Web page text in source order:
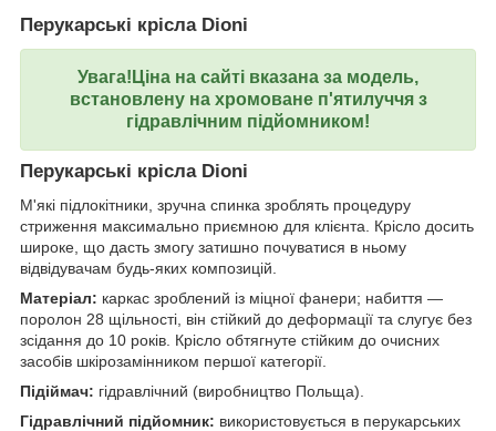
Перукарські крісла Dioni
Увага!Ціна на сайті вказана за модель,
встановлену на хромоване п'ятилуччя з
гідравлічним підйомником!
Перукарські крісла Dioni
М'які підлокітники, зручна спинка зроблять процедуру
стриження максимально приємною для клієнта. Крісло досить
широке, що дасть змогу затишно почуватися в ньому
відвідувачам будь-яких композицій.
Матеріал: каркас зроблений із міцної фанери; набиття —
поролон 28 щільності, він стійкий до деформації та слугує без
зсідання до 10 років. Крісло обтягнуте стійким до очисних
засобів шкірозамінником першої категорії.
Підіймач: гідравлічний (виробництво Польща).
Гідравлічний підйомник: використовується в перукарських